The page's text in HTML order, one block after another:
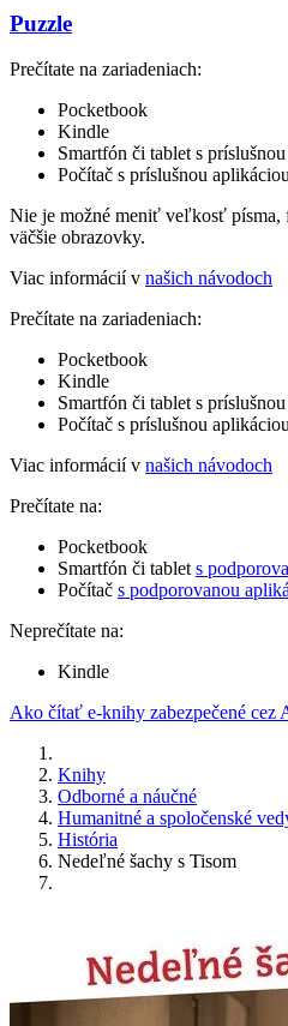
Puzzle
Prečítate na zariadeniach:
Pocketbook
Kindle
Smartfón či tablet s
Počítač s príslušnou aplikáciou
Nie je možné meniť veľkosť písma,
väčšie obrazovky.
Viac informácií v našich návodoch
Prečítate na zariadeniach:
Pocketbook
Kindle
Smartfón či tablet s
Počítač s príslušnou aplikáciou
Viac informácií v našich návodoch
Prečítate na:
Pocketbook
Smartfón či tablet s
Počítač s podporovanou
Neprečítate na:
Kindle
Ako čítať e-knihy zabezpečené cez
Knihy
Odborné a náučné
Humanitné a spoločenské
História
Nedeľné šachy s Tisom